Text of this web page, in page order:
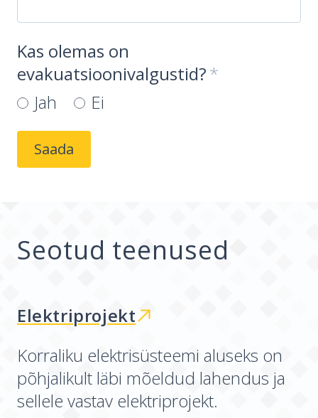
Kas olemas on
evakuatsioonivalgustid?
Jah
Ei
Seotud teenused
Elektriprojekt
Korraliku elektrisüsteemi aluseks on
põhjalikult läbi mõeldud lahendus ja
sellele vastav elektriprojekt.